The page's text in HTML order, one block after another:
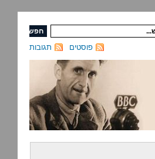
תגובות פוסטים